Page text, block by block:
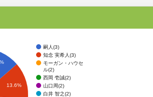
嗣人(3)
知念 実希人(3)
モーガン・ハウセ
ル(2)
西岡 壱誠(2)
山口周(2)
白井 智之(2)
13.6%